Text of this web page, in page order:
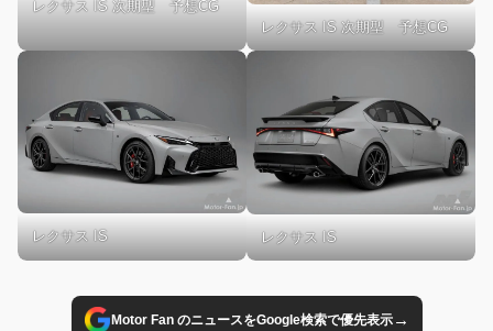
レクサス IS 次期型 予想CG
レクサス IS 次期型 予想CG
レクサス IS レクサス IS
Motor Fan のニュースをGoogle検索で優先表示→